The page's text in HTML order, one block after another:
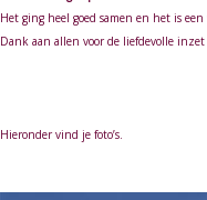
Het ging heel goed samen en het is
Dank aan allen voor de liefdevolle
Hieronder vind je foto’s.